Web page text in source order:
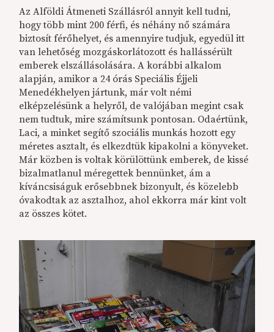
Az Alföldi Átmeneti Szállásról annyit kell tudni,
hogy több mint 200 férfi, és néhány nő számára
biztosít férőhelyet, és amennyire tudjuk, egyedül itt
van lehetőség mozgáskorlátozott és hallássérült
emberek elszállásolására. A korábbi alkalom
alapján, amikor a 24 órás Speciális Éjjeli
Menedékhelyen jártunk, már volt némi
elképzelésünk a helyről, de valójában megint csak
nem tudtuk, mire számítsunk pontosan. Odaértünk,
Laci, a minket segítő szociális munkás hozott egy
méretes asztalt, és elkezdtük kipakolni a könyveket.
Már közben is voltak körülöttünk emberek, de kissé
bizalmatlanul méregettek bennünket, ám a
kíváncsiságuk erősebbnek bizonyult, és közelebb
óvakodtak az asztalhoz, ahol ekkorra már kint volt
az összes kötet.